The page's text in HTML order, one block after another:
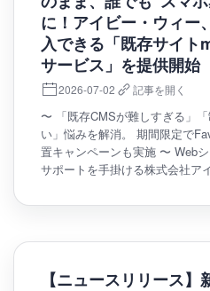
に！アイビー・ウィー
入できる「既存サイ
サービス」を提供開始
2026-07-02 記事を開く
〜 「既存CMSが難しすぎる」
い」悩みを解消。 期間限定で
置キャンペーンも実施 〜 Web
サポートを手掛ける株式会社ア
【ニュースリリース